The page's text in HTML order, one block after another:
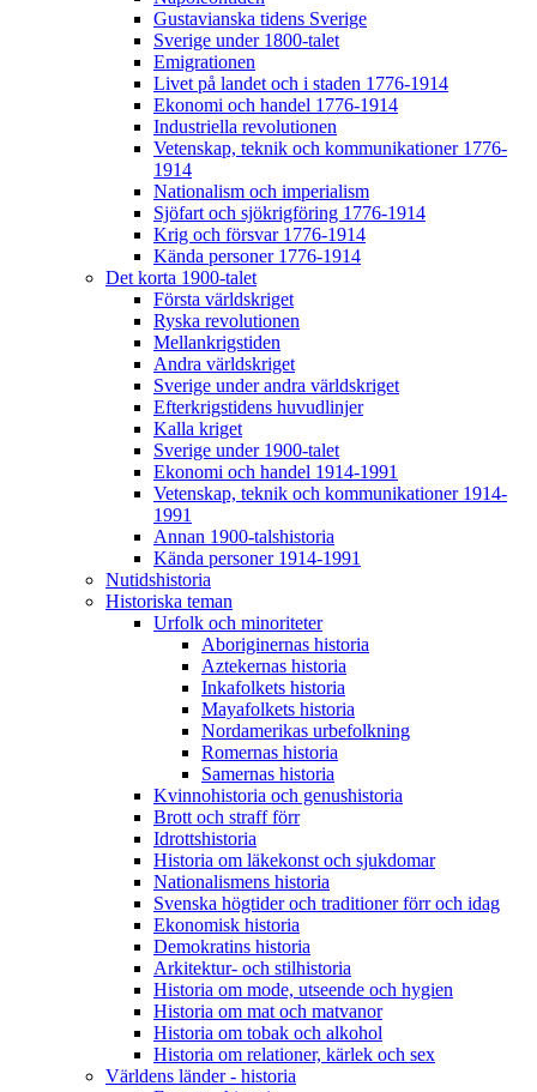
Gustavianska tidens Sverige
Sverige under 1800-talet
Emigrationen
Livet på landet och i staden 1776-1914
Ekonomi och handel 1776-1914
Industriella revolutionen
Vetenskap, teknik och kommunikationer 1776-
1914
Nationalism och imperialism
Sjöfart och sjökrigföring 1776-1914
Krig och försvar 1776-1914
Kända personer 1776-1914
Det korta 1900-talet
Första världskriget
Ryska revolutionen
Mellankrigstiden
Andra världskriget
Sverige under andra världskriget
Efterkrigstidens huvudlinjer
Kalla kriget
Sverige under 1900-talet
Ekonomi och handel 1914-1991
Vetenskap, teknik och kommunikationer 1914-
1991
Annan 1900-talshistoria
Kända personer 1914-1991
Nutidshistoria
Historiska teman
Urfolk och minoriteter
Aboriginernas historia
Aztekernas historia
Inkafolkets historia
Mayafolkets historia
Nordamerikas urbefolkning
Romernas historia
Samernas historia
Kvinnohistoria och genushistoria
Brott och straff förr
Idrottshistoria
Historia om läkekonst och sjukdomar
Nationalismens historia
Svenska högtider och traditioner förr och idag
Ekonomisk historia
Demokratins historia
Arkitektur- och stilhistoria
Historia om mode, utseende och hygien
Historia om mat och matvanor
Historia om tobak och alkohol
Historia om relationer, kärlek och sex
Världens länder - historia